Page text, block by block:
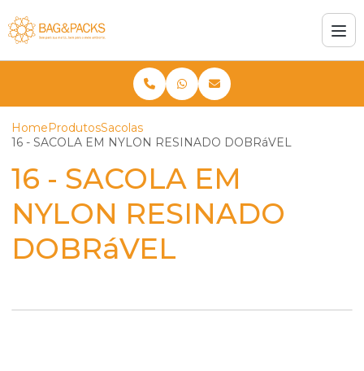
Home ProdutosSacolas
16 - SACOLA EM NYLON RESINADO DOBRáVEL
16 - SACOLA EM
NYLON RESINADO
DOBRáVEL